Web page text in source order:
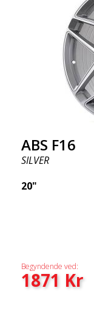
ABS F16
SILVER
20"
Begyndende ved:
1871 Kr